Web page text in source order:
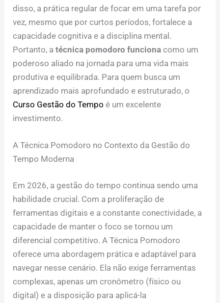
disso, a prática regular de focar em uma tarefa por
vez, mesmo que por curtos períodos, fortalece a
capacidade cognitiva e a disciplina mental.
Portanto, atécnica pomodoro funciona como um
poderoso aliado na jornada para uma vida mais
produtiva e equilibrada. Para quem busca um
aprendizado mais aprofundado e estruturado, o
Curso Gestão do Tempo é um excelente
investimento.
A Técnica Pomodoro no Contexto da Gestão do
Tempo Moderna
Em 2026, a gestão do tempo continua sendo uma
habilidade crucial. Com a proliferação de
ferramentas digitais e a constante conectividade, a
capacidade de manter o foco se tornou um
diferencial competitivo. A Técnica Pomodoro
oferece uma abordagem prática e adaptável para
navegar nesse cenário. Ela não exige ferramentas
complexas, apenas um cronômetro (físico ou
digital) e a disposição para aplicá-la